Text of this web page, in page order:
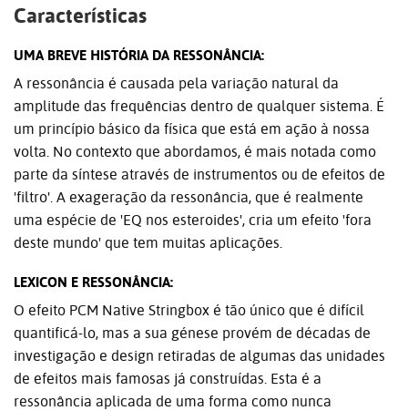
Características
UMA BREVE HISTÓRIA DA RESSONÂNCIA:
A ressonância é causada pela variação natural da
amplitude das frequências dentro de qualquer sistema. É
um princípio básico da física que está em ação à nossa
volta. No contexto que abordamos, é mais notada como
parte da síntese através de instrumentos ou de efeitos de
'filtro'. A exageração da ressonância, que é realmente
uma espécie de 'EQ nos esteroides', cria um efeito 'fora
deste mundo' que tem muitas aplicações.
LEXICON E RESSONÂNCIA:
O efeito PCM Native Stringbox é tão único que é difícil
quantificá-lo, mas a sua génese provém de décadas de
investigação e design retiradas de algumas das unidades
de efeitos mais famosas já construídas. Esta é a
ressonância aplicada de uma forma como nunca